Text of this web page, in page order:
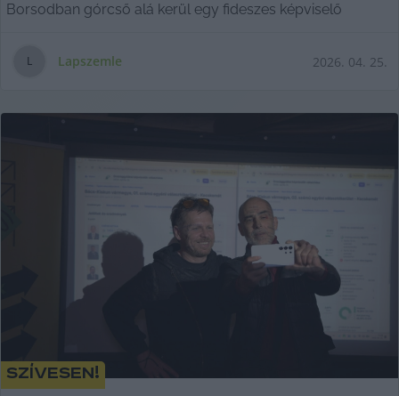
Borsodban górcső alá kerül egy fideszes képviselő
L Lapszemle 2026. 04. 25.
Szívesen!